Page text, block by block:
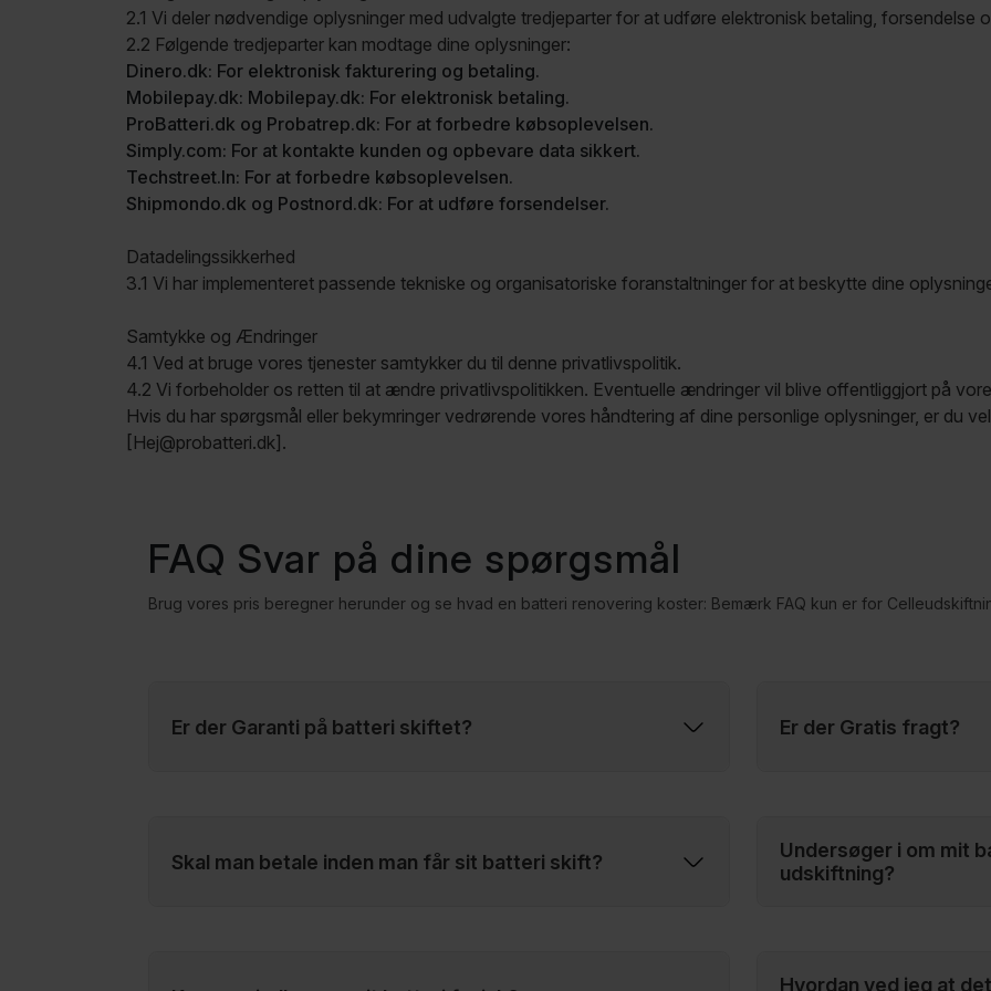
2.1 Vi deler nødvendige oplysninger med udvalgte tredjeparter for at udføre elektronisk betaling, forsendelse
2.2 Følgende tredjeparter kan modtage dine oplysninger:
Dinero.dk: For elektronisk fakturering og betaling.
Mobilepay.dk: Mobilepay.dk: For elektronisk betaling.
ProBatteri.dk og Probatrep.dk: For at forbedre købsoplevelsen.
Simply.com: For at kontakte kunden og opbevare data sikkert.
Techstreet.In: For at forbedre købsoplevelsen.
Shipmondo.dk og Postnord.dk: For at udføre forsendelser.
Datadelingssikkerhed
3.1 Vi har implementeret passende tekniske og organisatoriske foranstaltninger for at beskytte dine
Samtykke og Ændringer
4.1 Ved at bruge vores tjenester samtykker du til denne privatlivspolitik.
4.2 Vi forbeholder os retten til at ændre privatlivspolitikken. Eventuelle ændringer vil blive offentliggjort på
Hvis du har spørgsmål eller bekymringer vedrørende vores håndtering af dine personlige oplysninger, er du
[Hej@probatteri.dk].
FAQ Svar på dine spørgsmål
Brug vores pris beregner herunder og se hvad en batteri renovering koster: Bemærk FAQ kun er for
Er der Garanti på batteri skiftet? Er der Gratis fragt?
kan du aflevere pakken i
Skal man betale inden man får sit batteri skift?
Undersøger i om mit
udskiftning?
Hvordan ved jeg at